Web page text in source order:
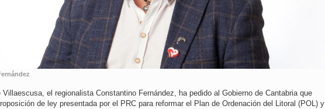
Villaescusa, el regionalista Constantino Fernández, ha pedido al Gobierno de Cantabria que
de ley presentada por el PRC para reformar el Plan de Ordenación del Litoral (POL) y